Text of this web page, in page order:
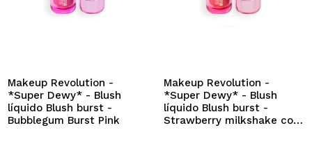
Makeup Revolution -
*Super Dewy* - Blush
líquido Blush burst -
Bubblegum Burst Pink
Makeup Revolution -
*Super Dewy* - Blush
líquido Blush burst -
Strawberry milkshake cool